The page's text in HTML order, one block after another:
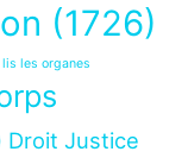
(1726)
lis les organes
Droit Justice